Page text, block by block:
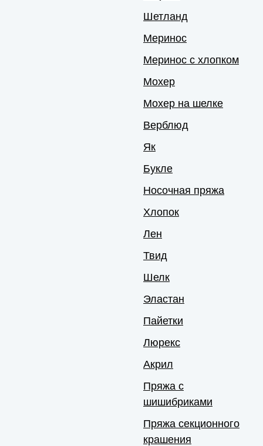
Шетланд
Меринос
Меринос с хлопком
Мохер
Мохер на шелке
Верблюд
Як
Букле
Носочная пряжа
Хлопок
Лен
Твид
Шелк
Эластан
Пайетки
Люрекс
Акрил
Пряжа с
шишибриками
Пряжа секционного
крашения